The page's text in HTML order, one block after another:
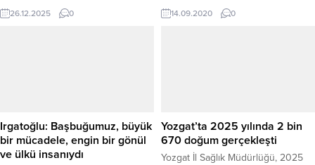
önemli bir alım ilanına çıktı. İçişleri
Bakanlığı’na bağlı AFAD tarafından
isteyen vatandaşlar başvuru
şartları, kontenjanlar ve alım
yapılacak kadrolar...
26.12.2025 0
İmam Hatip Okulları’nın ortaokul ve
lise bölümlerinden oluştuğunu
14.09.2020 0
Irgatoğlu: Başbuğumuz, büyük
bir mücadele, engin bir gönül
ve ülkü insanıydı
Yozgat’ta 2025 yılında 2 bin
670 doğum gerçekleşti
Yozgat İl Sağlık Müdürlüğü, 2025